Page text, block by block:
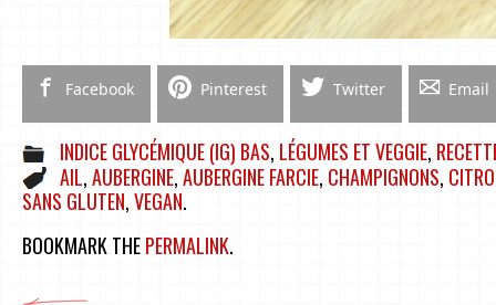
Facebook Pinterest Twitter Email
INDICE GLYCÉMIQUE (IG) BAS, LÉGUMES ET VEGGIE,
AIL,AUBERGINE,AUBERGINE FARCIE, CHAMPIGNONS,
SANS GLUTEN,VEGAN.
BOOKMARK THEPERMALINK.